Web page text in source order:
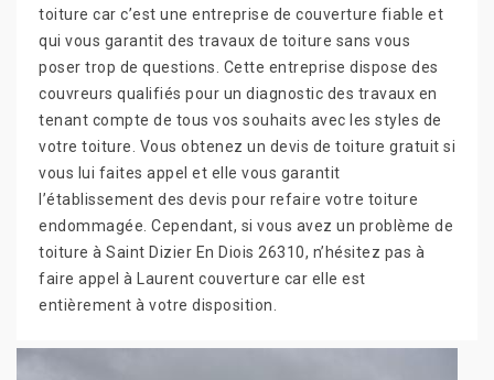
toiture car c’est une entreprise de couverture fiable et
qui vous garantit des travaux de toiture sans vous
poser trop de questions. Cette entreprise dispose des
couvreurs qualifiés pour un diagnostic des travaux en
tenant compte de tous vos souhaits avec les styles de
votre toiture. Vous obtenez un devis de toiture gratuit si
vous lui faites appel et elle vous garantit
l’établissement des devis pour refaire votre toiture
endommagée. Cependant, si vous avez un problème de
toiture à Saint Dizier En Diois 26310, n’hésitez pas à
faire appel à Laurent couverture car elle est
entièrement à votre disposition.